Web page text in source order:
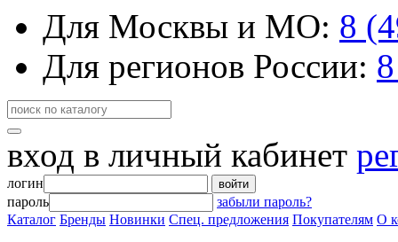
Для Москвы и МО: 8
Для регионов России:
вход в личный кабинет
логин войти
пароль
забыли пароль?
Каталог Бренды Новинки Спец. предложения Покупателям О